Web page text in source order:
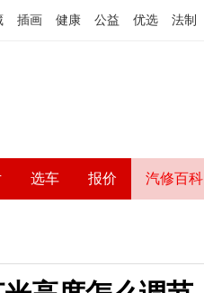
插画 健康 公益 优选 法制
选车 报价 汽修百科